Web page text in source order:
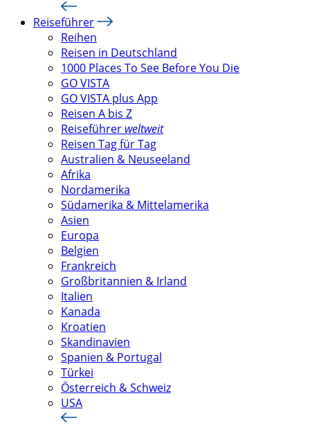
Reiseführer
Reihen
Reisen in Deutschland
1000 Places To See Before You Die
GO VISTA
GO VISTA plus App
Reisen A bis Z
Reiseführer weltweit
Reisen Tag für Tag
Australien & Neuseeland
Afrika
Nordamerika
Südamerika & Mittelamerika
Asien
Europa
Belgien
Frankreich
Großbritannien & Irland
Italien
Kanada
Kroatien
Skandinavien
Spanien & Portugal
Türkei
Österreich & Schweiz
USA